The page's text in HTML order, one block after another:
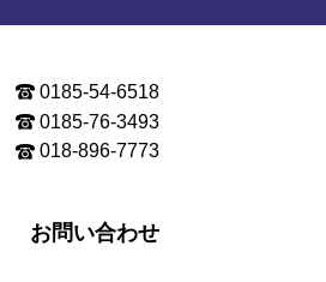
0185-54-6518
0185-76-3493
018-896-7773
お問い合わせ